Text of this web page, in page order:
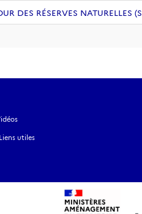
DES RÉSERVES NATURELLES
utiles